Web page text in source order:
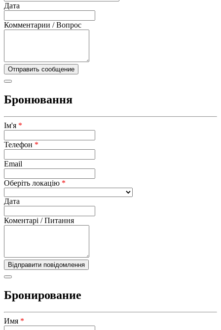
Дата
Комментарии / Вопрос
Бронювання
Ім'я *
Телефон *
Email
Оберіть локацію *
Дата
Коментарі / Питання
Бронирование
Имя *